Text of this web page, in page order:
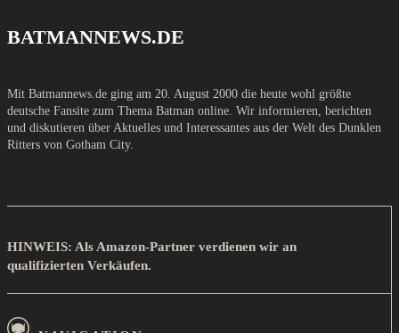
BATMANNEWS.DE
Mit Batmannews.de ging am 20. August 2000 die heute wohl größte
deutsche Fansite zum Thema Batman online. Wir informieren, berichten
und diskutieren über Aktuelles und Interessantes aus der Welt des Dunklen
Ritters von Gotham City.
HINWEIS: Als Amazon-Partner verdienen wir an
qualifizierten Verkäufen.